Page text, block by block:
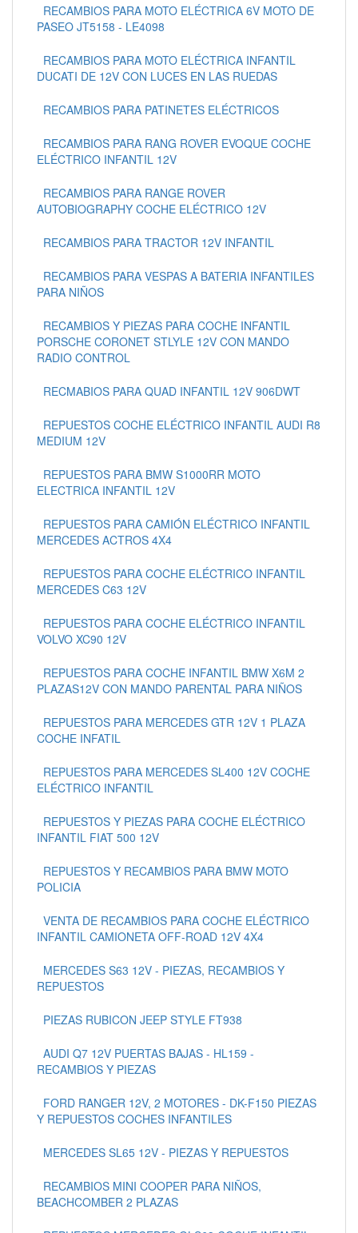
RECAMBIOS PARA MOTO ELÉCTRICA 6V MOTO DE
PASEO JT5158 - LE4098
RECAMBIOS PARA MOTO ELÉCTRICA INFANTIL
DUCATI DE 12V CON LUCES EN LAS RUEDAS
RECAMBIOS PARA PATINETES ELÉCTRICOS
RECAMBIOS PARA RANG ROVER EVOQUE COCHE
ELÉCTRICO INFANTIL 12V
RECAMBIOS PARA RANGE ROVER
AUTOBIOGRAPHY COCHE ELÉCTRICO 12V
RECAMBIOS PARA TRACTOR 12V INFANTIL
RECAMBIOS PARA VESPAS A BATERIA INFANTILES
PARA NIÑOS
RECAMBIOS Y PIEZAS PARA COCHE INFANTIL
PORSCHE CORONET STLYLE 12V CON MANDO
RADIO CONTROL
RECMABIOS PARA QUAD INFANTIL 12V 906DWT
REPUESTOS COCHE ELÉCTRICO INFANTIL AUDI R8
MEDIUM 12V
REPUESTOS PARA BMW S1000RR MOTO
ELECTRICA INFANTIL 12V
REPUESTOS PARA CAMIÓN ELÉCTRICO INFANTIL
MERCEDES ACTROS 4X4
REPUESTOS PARA COCHE ELÉCTRICO INFANTIL
MERCEDES C63 12V
REPUESTOS PARA COCHE ELÉCTRICO INFANTIL
VOLVO XC90 12V
REPUESTOS PARA COCHE INFANTIL BMW X6M 2
PLAZAS12V CON MANDO PARENTAL PARA NIÑOS
REPUESTOS PARA MERCEDES GTR 12V 1 PLAZA
COCHE INFATIL
REPUESTOS PARA MERCEDES SL400 12V COCHE
ELÉCTRICO INFANTIL
REPUESTOS Y PIEZAS PARA COCHE ELÉCTRICO
INFANTIL FIAT 500 12V
REPUESTOS Y RECAMBIOS PARA BMW MOTO
POLICIA
VENTA DE RECAMBIOS PARA COCHE ELÉCTRICO
INFANTIL CAMIONETA OFF-ROAD 12V 4X4
MERCEDES S63 12V - PIEZAS, RECAMBIOS Y
REPUESTOS
PIEZAS RUBICON JEEP STYLE FT938
AUDI Q7 12V PUERTAS BAJAS - HL159 -
RECAMBIOS Y PIEZAS
FORD RANGER 12V, 2 MOTORES - DK-F150 PIEZAS
Y REPUESTOS COCHES INFANTILES
MERCEDES SL65 12V - PIEZAS Y REPUESTOS
RECAMBIOS MINI COOPER PARA NIÑOS,
BEACHCOMBER 2 PLAZAS